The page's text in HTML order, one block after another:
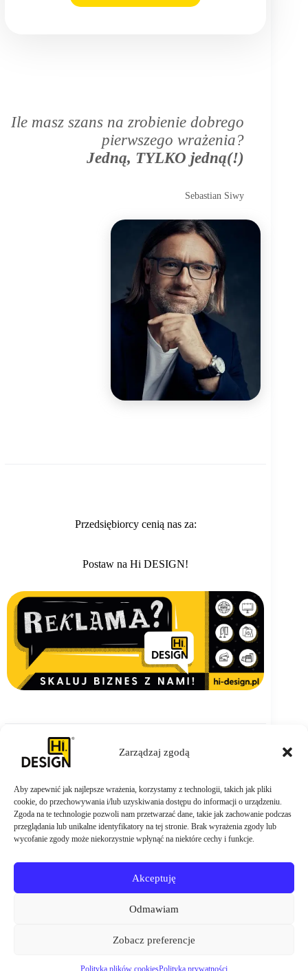
Zarządzaj zgodą
Aby zapewnić jak najlepsze wrażenia, korzystamy z technologii, takich jak pliki
cookie, do przechowywania i/lub uzyskiwania dostępu do informacji o urządzeniu.
Zgoda na te technologie pozwoli nam przetwarzać dane, takie jak zachowanie podczas
przeglądania lub unikalne identyfikatory na tej stronie. Brak wyrażenia zgody lub
wycofanie zgody może niekorzystnie wpłynąć na niektóre cechy i funkcje.
Akceptuję
Odmawiam
Zobacz preferencje
Polityka plików cookiesPolityka prywatności
Ile masz szans na zrobienie dobrego
pierwszego wrażenia?
Jedną, TYLKO jedną(!)
Sebastian Siwy
Przedsiębiorcy cenią nas za:
Postaw na Hi DESIGN!
ZAMÓW TERAZ